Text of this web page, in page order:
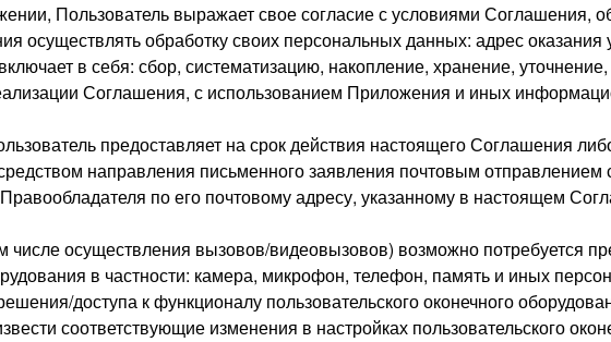
Пользователь выражает свое согласие с условиями Соглашения,
осуществлять обработку своих персональных данных: адрес
в себя: сбор, систематизацию, накопление, хранение,
Соглашения, с использованием Приложения и иных
предоставляет на срок действия настоящего Соглашения
направления письменного заявления почтовым
по его почтовому адресу, указанному в настоящем
осуществления вызовов/видеовызовов) возможно потребуется
в частности: камера, микрофон, телефон, память и иных
доступа к функционалу пользовательского оконечного
соответствующие изменения в настройках пользовательского